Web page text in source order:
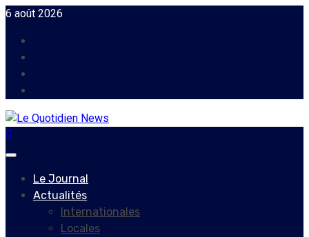
Skip
content
6 août 2026
Primary
Le Journal
Actualités
Internationales
Locales